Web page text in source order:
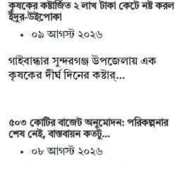
কৃষকের কষ্টার্জিত ২ লাখ টাকা কেটে নষ্ট করল
ইঁদুর-উইপোকা
০৯ আগস্ট ২০২৬
গাইবান্ধার সুন্দরগঞ্জ উপজেলায় এক
কৃষকের দীর্ঘ দিনের কষ্টার্…
৫০৩ কোটির বাজেট অনুমোদন: পরিকল্পনার
শেষ নেই, বাস্তবায়ন কতটু…
০৮ আগস্ট ২০২৬